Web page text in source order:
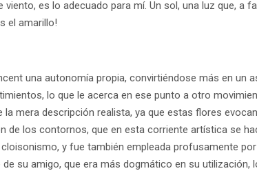
es lo adecuado para mí. Un sol, una luz que, a
el amarillo!
una autonomía propia, convirtiéndose más en
lo que le acerca en ese punto a otro
mera descripción realista, ya que estas flores
los contornos, que en esta corriente artística se
y fue también empleada profusamente
su amigo, que era más dogmático en su